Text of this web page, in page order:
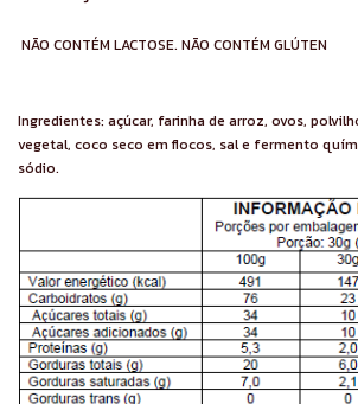
NÃO CONTÉM LACTOSE. NÃO CONTÉM GLÚTEN
Ingredientes: açúcar, farinha de arroz, ovos,
vegetal, coco seco em flocos, sal e fermento
sódio.